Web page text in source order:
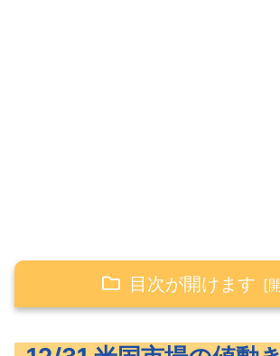
目次が開けます